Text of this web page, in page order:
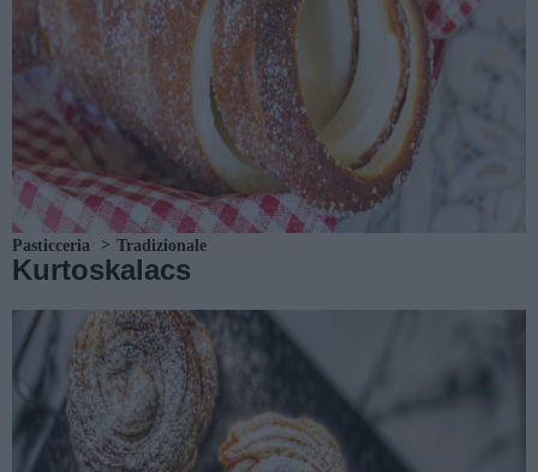
Pasticceria Tradizionale
Kurtoskalacs